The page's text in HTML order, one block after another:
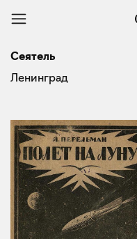
Сеятель
Ленинград